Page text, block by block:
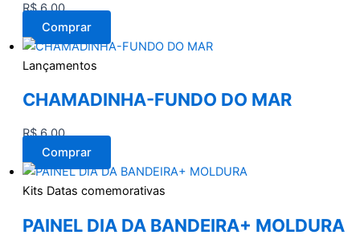
R$6,00
Comprar
Lançamentos
CHAMADINHA-FUNDO DO MAR
R$6,00
Comprar
Kits Datas comemorativas
PAINEL DIA DA BANDEIRA+ MOLDURA